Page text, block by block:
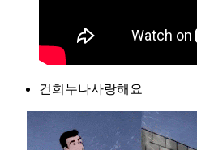
건희누나사랑해요